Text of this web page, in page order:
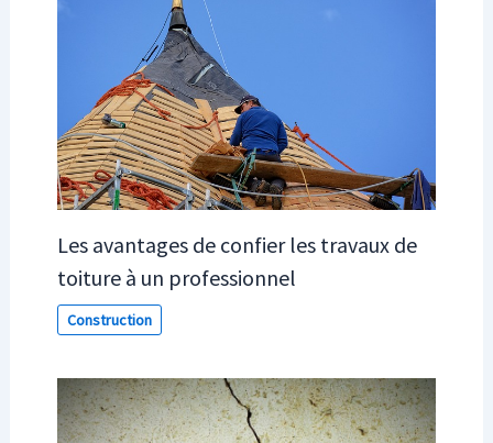
Les avantages de confier les travaux de
toiture à un professionnel
Construction